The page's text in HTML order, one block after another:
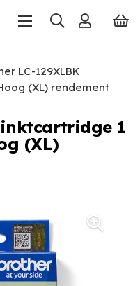
LC-129XLBK
(XL) rendement
inktcartridge 1
(XL)